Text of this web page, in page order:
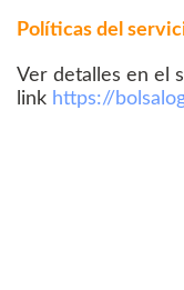
Políticas del
Ver detalles en el
link https://